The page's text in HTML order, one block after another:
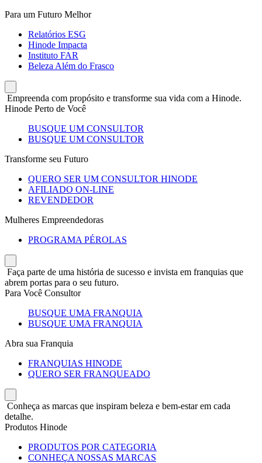
Para um Futuro Melhor
Relatórios ESG
Hinode Impacta
Instituto FAR
Beleza Além do Frasco
Empreenda com propósito e transforme sua vida com a Hinode.
Hinode Perto de Você
BUSQUE UM CONSULTOR
BUSQUE UM CONSULTOR
Transforme seu Futuro
QUERO SER UM CONSULTOR HINODE
AFILIADO ON-LINE
REVENDEDOR
Mulheres Empreendedoras
PROGRAMA PÉROLAS
Faça parte de uma história de sucesso e invista em franquias que
abrem portas para o seu futuro.
Para Você Consultor
BUSQUE UMA FRANQUIA
BUSQUE UMA FRANQUIA
Abra sua Franquia
FRANQUIAS HINODE
QUERO SER FRANQUEADO
Conheça as marcas que inspiram beleza e bem-estar em cada
detalhe.
Produtos Hinode
PRODUTOS POR CATEGORIA
CONHEÇA NOSSAS MARCAS